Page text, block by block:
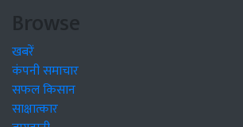
Browse
खबरें
कंपनी समाचार
सफल किसान
साक्षात्कार